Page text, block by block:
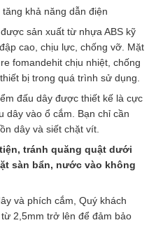
khả năng dẫn điện
sản xuất từ nhựa ABS kỹ
cao, chịu lực, chống vỡ. Mặt
fomandehit chịu nhiệt, chống
bị trong quá trình sử dụng.
đấu dây được thiết kế là cực
dây vào ổ cắm. Bạn chỉ cần
dây và siết chặt vít.
tránh quăng quật dưới
sàn bẩn, nước vào không
và phích cắm, Quý khách
2,5mm trở lên để đảm bảo
giao hỏa tốc Grab
tải lõi sứ 2 cổng
2 cổng chịu tải 15A-220,
nhỏ gọn, dễ dàng di
thuận tiện sẽ là trợ thủ đắc
trường hay ở ngay trong gia
2 CỔNG 1200W DÂY 4,5M